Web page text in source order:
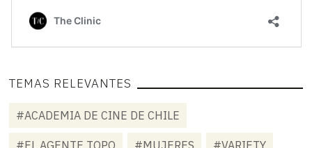
TEMAS RELEVANTES
#ACADEMIA DE CINE DE CHILE